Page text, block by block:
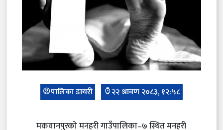
पालिका डायरी २२ श्रावण २०८३, १२:५८
मकवानपुरको मनहरी गाउँपालिका–७ स्थित मनहरी